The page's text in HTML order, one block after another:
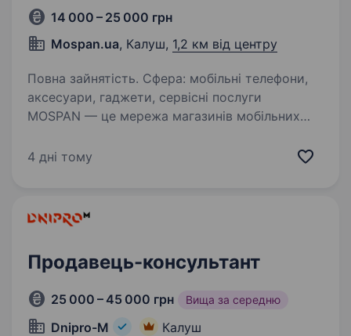
14 000 – 25 000 грн
Mospan.ua, Калуш, 1,2 км від центру
Повна зайнятість. Сфера: мобільні телефони,
аксесуари, гаджети, сервісні послуги
MOSPAN — це мережа магазинів мобільних
Ми допомагаємо клієнтам підібрати смартфон,
4 дні тому
Продавець-консультант
25 000 – 45 000 грн Вища за середню
Dnipro-M Калуш